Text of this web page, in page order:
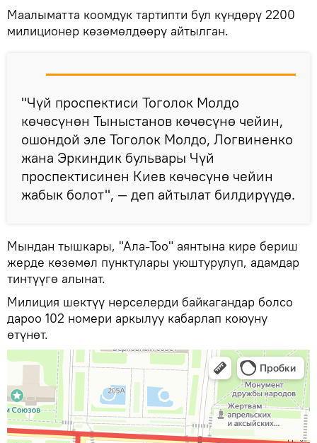
Маалыматта коомдук тартипти бул күндөрү 2200
милиционер көзөмөлдөөрү айтылган.
"Чүй проспектиси Тоголок Молдо
көчөсүнөн Тыныстанов көчөсүнө чейин,
ошондой эле Тоголок Молдо, Логвиненко
жана Эркиндик бульвары Чүй
проспектисинен Киев көчөсүнө чейин
жабык болот", — деп айтылат билдирүүдө.
Мындан тышкары, "Ала-Тоо" аянтына кире бериш
жерде көзөмөл пунктулары уюштурулуп, адамдар
тинтүүгө алынат.
Милиция шектүү нерселерди байкагандар болсо
дароо 102 номери аркылуу кабарлап коюуну
өтүнөт.